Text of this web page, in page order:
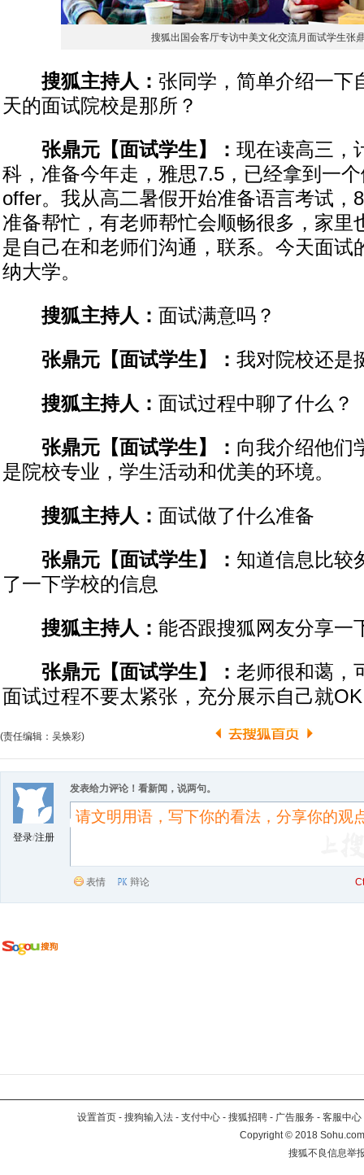
搜狐出国会客厅专访中美文化交流月面试学生张
搜狐主持人： 张同学，简单介绍一下
天的面试院校是那所？
张鼎元【面试学生】： 现在读高三，
科，准备今年走，雅思7.5，已经拿到一
offer。我从高二暑假开始准备语言考试，
准备帮忙，有老师帮忙会顺畅很多，家里
是自己在和老师们沟通，联系。今天面试
纳大学。
搜狐主持人： 面试满意吗？
张鼎元【面试学生】： 我对院校还是
搜狐主持人： 面试过程中聊了什么？
张鼎元【面试学生】： 向我介绍他们
是院校专业，学生活动和优美的环境。
搜狐主持人： 面试做了什么准备
张鼎元【面试学生】： 知道信息比较
了一下学校的信息
搜狐主持人： 能否跟搜狐网友分享一
张鼎元【面试学生】： 老师很和蔼，
面试过程不要太紧张，充分展示自己就
(责任编辑：吴焕彩)
登录/注册
发表给力评论！看新闻，说两句。
表情 辩论
设置首页 - 搜狗输入法 - 支付中心 - 搜狐招聘 - 广告服务 - 客服中心
Copyright©2018
搜狐不良信息举